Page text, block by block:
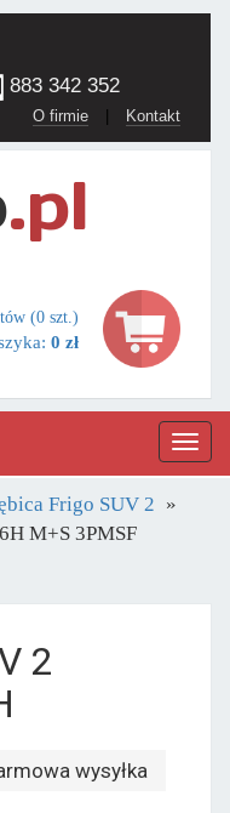
883 342 352
O firmie | Kontakt
(0 szt.)
0 zł
Frigo SUV 2
M+S 3PMSF
2
wysyłka